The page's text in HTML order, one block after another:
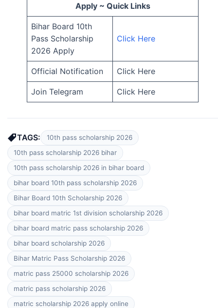
Apply ~ Quick Links
Bihar Board 10th
Pass Scholarship
2026 Apply
Click Here
Official Notification Click Here
Join Telegram Click Here
TAGS:
10th pass scholarship 2026
10th pass scholarship 2026 bihar
10th pass scholarship 2026 in bihar board
bihar board 10th pass scholarship 2026
Bihar Board 10th Scholarship 2026
bihar board matric 1st division scholarship 2026
bihar board matric pass scholarship 2026
bihar board scholarship 2026
Bihar Matric Pass Scholarship 2026
matric pass 25000 scholarship 2026
matric pass scholarship 2026
matric scholarship 2026 apply online